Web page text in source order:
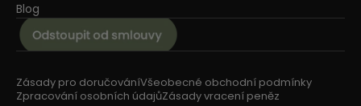
Blog
Zásady pro doručováníVšeobecné obchodní podmínky
Zpracování osobních údajůZásady vracení peněz